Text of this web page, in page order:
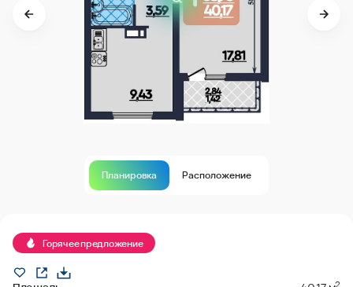
Планировка Расположение
Горячее предложение
2